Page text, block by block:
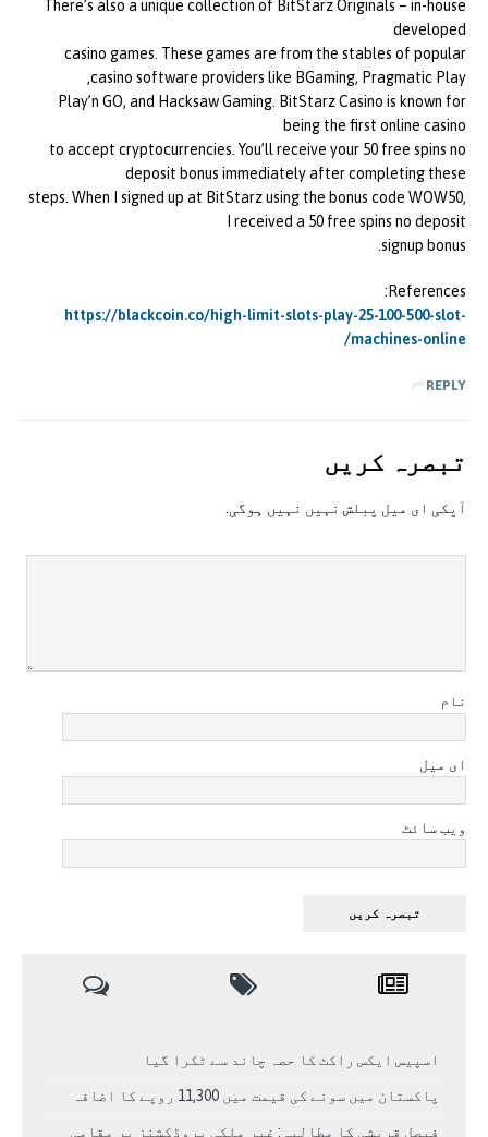
There’s also a unique collection of BitStarz Originals – in-house
developed
casino games. These games are from the stables of popular
casino software providers like BGaming, Pragmatic Play,
Play’n GO, and Hacksaw Gaming. BitStarz Casino is known for
being the first online casino
to accept cryptocurrencies. You’ll receive your 50 free spins no
deposit bonus immediately after completing these
steps. When I signed up at BitStarz using the bonus code WOW50,
I received a 50 free spins no deposit
signup bonus.
References:
https://blackcoin.co/high-limit-slots-play-25-100-500-slot-
machines-online/
REPLY
تبصرہ کريں
آپکی ای ميل پبلش نہيں نہيں ہوگی.
نام
ای میل
ویب سائٹ
اسپیس ایکس راکٹ کا حصہ چاند سے ٹکرا گیا
پاکستان میں سونے کی قیمت میں 11,300 روپے کا اضافہ
فیصل قریشی کا مطالبہ: غیر ملکی پروڈکشنز پر مقامی